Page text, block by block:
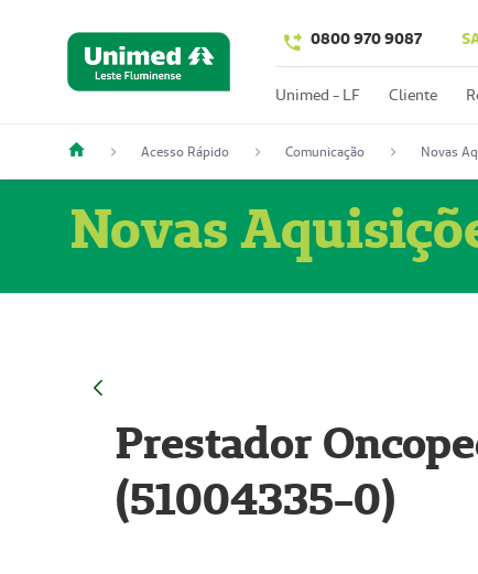
0800 970 9087
Unimed - LF Cliente
Acesso Rápido Comunicação Novas
Novas
Prestador
(51004335-0)